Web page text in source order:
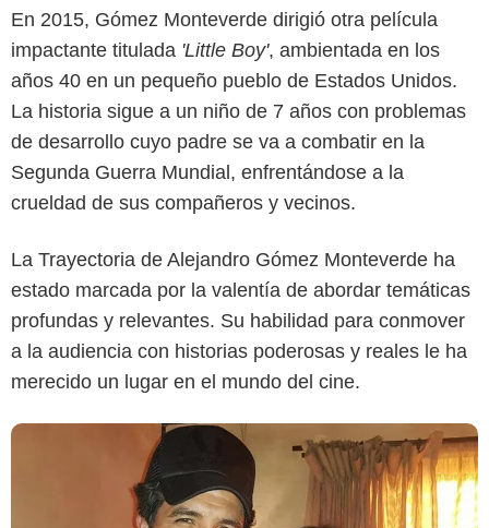
En 2015, Gómez Monteverde dirigió otra película
impactante titulada 'Little Boy', ambientada en los
años 40 en un pequeño pueblo de Estados Unidos.
La historia sigue a un niño de 7 años con problemas
de desarrollo cuyo padre se va a combatir en la
Segunda Guerra Mundial, enfrentándose a la
crueldad de sus compañeros y vecinos.
La Trayectoria de Alejandro Gómez Monteverde ha
estado marcada por la valentía de abordar temáticas
profundas y relevantes. Su habilidad para conmover
a la audiencia con historias poderosas y reales le ha
merecido un lugar en el mundo del cine.
(IMDb)